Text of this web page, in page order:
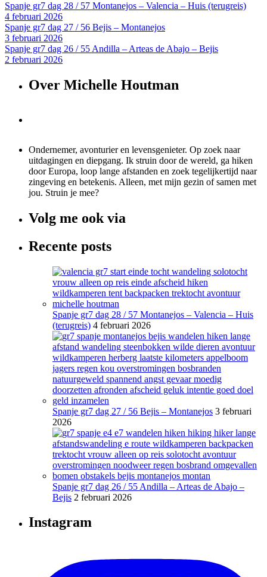
Spanje gr7 dag 28 / 57 Montanejos – Valencia – Huis (terugreis)
4 februari 2026
Spanje gr7 dag 27 / 56 Bejis – Montanejos
3 februari 2026
Spanje gr7 dag 26 / 55 Andilla – Arteas de Abajo – Bejis
2 februari 2026
Over Michelle Houtman
Ondernemer, avonturier en levensgenieter. Op zoek naar
uitdagingen en diepgang. Ik struin door de wereld, ga hiken
door Europa, loop lange afstanden en zoek tegelijkertijd naar
zingeving en betekenis. Alleen, met mijn gezin of samen met
jou. Struin je mee?
Volg me ook via
Recente posts
Spanje gr7 dag 28 / 57 Montanejos – Valencia – Huis
(terugreis) 4 februari 2026
Spanje gr7 dag 27 / 56 Bejis – Montanejos 3 februari
2026
Spanje gr7 dag 26 / 55 Andilla – Arteas de Abajo –
Bejis 2 februari 2026
Instagram